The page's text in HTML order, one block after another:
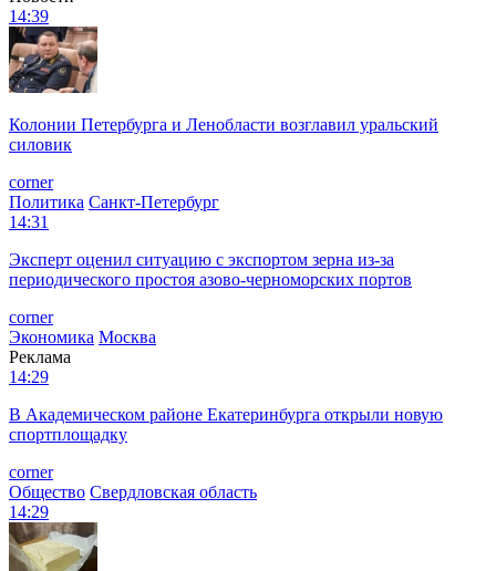
14:39
Колонии Петербурга и Ленобласти возглавил уральский
силовик
corner
Политика Санкт-Петербург
14:31
Эксперт оценил ситуацию с экспортом зерна из-за
периодического простоя азово-черноморских портов
corner
Экономика Москва
Реклама
14:29
В Академическом районе Екатеринбурга открыли новую
спортплощадку
corner
Общество Свердловская область
14:29